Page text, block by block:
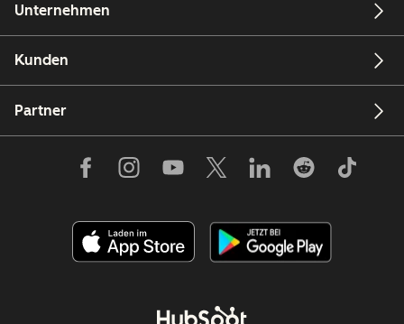
Unternehmen
Kunden
Partner